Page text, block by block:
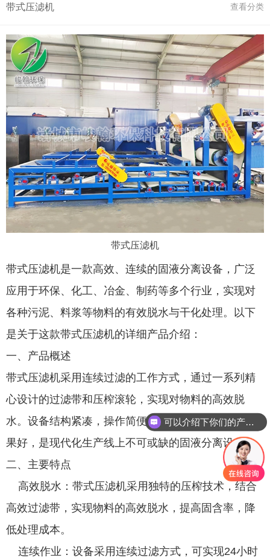
带式压滤机 查看分类
带式压滤机
带式压滤机是一款高效、连续的固液分离设备，广泛
应用于环保、化工、冶金、制药等多个行业，实现对
各种污泥、料浆等物料的有效脱水与干化处理。以下
是关于这款带式压滤机的详细产品介绍：
一、产品概述
带式压滤机采用连续过滤的工作方式，通过一系列精
心设计的过滤带和压榨滚轮，实现对物料的高效脱
水。设备结构紧凑，操作简便，处理能力大，脱水效
果好，是现代化生产线上不可或缺的固液分离设备。
二、主要特点
高效脱水：带式压滤机采用独特的压榨技术，结合
高效过滤带，实现物料的高效脱水，提高固含率，降
低处理成本。
连续作业：设备采用连续过滤方式，可实现24小时
可以介绍下你们的产品么